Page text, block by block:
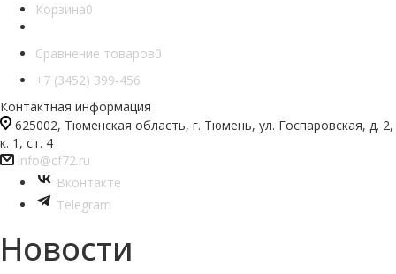
Корзина0
Сравнение товаров0
+7 (3452) 399-456
Контактная информация
625002, Тюменская область, г. Тюмень, ул. Госпаровская, д. 2,
к. 1, ст. 4
info@cf72.ru
Вконтакте
Telegram
Новости